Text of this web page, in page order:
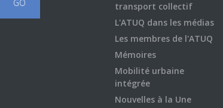
transport collectif
L'ATUQ dans les médias
Les membres de l'ATUQ
Mémoires
Mobilité urbaine
intégrée
Nouvelles à la Une